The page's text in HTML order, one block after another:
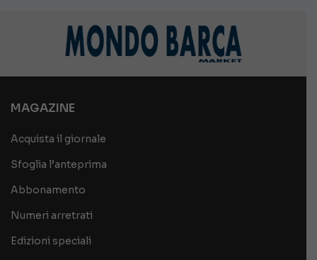
MAGAZINE
Acquista il giornale
Sfoglia l’anteprima
Abbonamento
Numeri arretrati
Edizioni speciali